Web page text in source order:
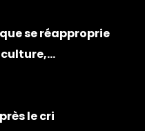
se réapproprie
le cri